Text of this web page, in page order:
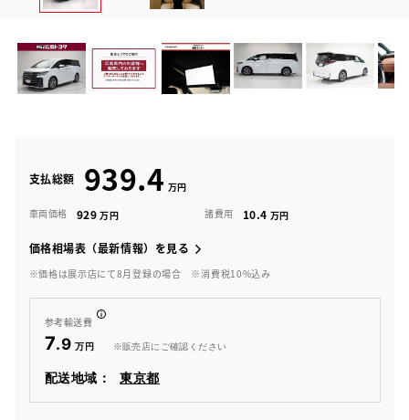
支払総額 939.4
車両価格 929 諸費用 10.4
価格相場表（最新情報）を見る
※価格は展示店にて8月登録の場合 ※消費税10%込み
参考輸送費
7.9 ※販売店にご確認ください
配送地域： 東京都